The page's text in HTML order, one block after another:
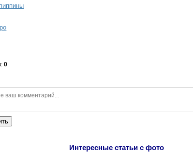
:0
Интересные статьи с фото